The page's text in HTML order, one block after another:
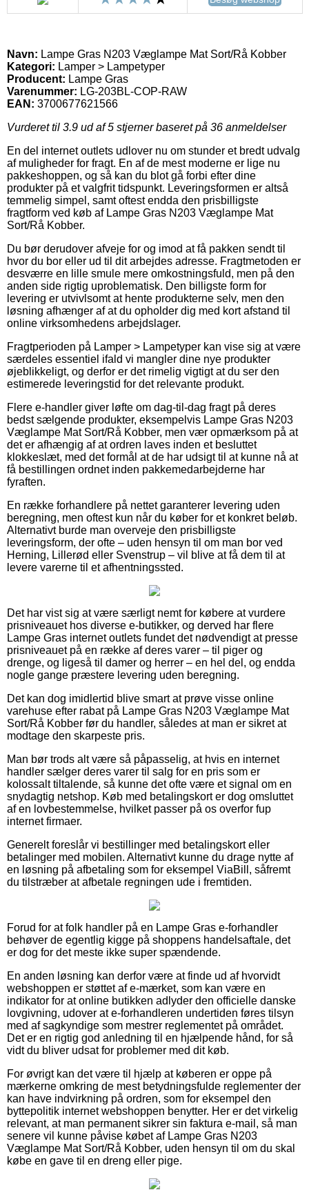
Navn: Lampe Gras N203 Væglampe Mat Sort/Rå Kobber
Kategori: Lamper > Lampetyper
Producent: Lampe Gras
Varenummer: LG-203BL-COP-RAW
EAN: 3700677621566
Vurderet til 3.9 ud af 5 stjerner baseret på 36 anmeldelser
En del internet outlets udlover nu om stunder et bredt udvalg
af muligheder for fragt. En af de mest moderne er lige nu
pakkeshoppen, og så kan du blot gå forbi efter dine
produkter på et valgfrit tidspunkt. Leveringsformen er altså
temmelig simpel, samt oftest endda den prisbilligste
fragtform ved køb af Lampe Gras N203 Væglampe Mat
Sort/Rå Kobber.
Du bør derudover afveje for og imod at få pakken sendt til
hvor du bor eller ud til dit arbejdes adresse. Fragtmetoden er
desværre en lille smule mere omkostningsfuld, men på den
anden side rigtig uproblematisk. Den billigste form for
levering er utvivlsomt at hente produkterne selv, men den
løsning afhænger af at du opholder dig med kort afstand til
online virksomhedens arbejdslager.
Fragtperioden på Lamper > Lampetyper kan vise sig at være
særdeles essentiel ifald vi mangler dine nye produkter
øjeblikkeligt, og derfor er det rimelig vigtigt at du ser den
estimerede leveringstid for det relevante produkt.
Flere e-handler giver løfte om dag-til-dag fragt på deres
bedst sælgende produkter, eksempelvis Lampe Gras N203
Væglampe Mat Sort/Rå Kobber, men vær opmærksom på at
det er afhængig af at ordren laves inden et besluttet
klokkeslæt, med det formål at de har udsigt til at kunne nå at
få bestillingen ordnet inden pakkemedarbejderne har
fyraften.
En række forhandlere på nettet garanterer levering uden
beregning, men oftest kun når du køber for et konkret beløb.
Alternativt burde man overveje den prisbilligste
leveringsform, der ofte – uden hensyn til om man bor ved
Herning, Lillerød eller Svenstrup – vil blive at få dem til at
levere varerne til et afhentningssted.
Det har vist sig at være særligt nemt for købere at vurdere
prisniveauet hos diverse e-butikker, og derved har flere
Lampe Gras internet outlets fundet det nødvendigt at presse
prisniveauet på en række af deres varer – til piger og
drenge, og ligeså til damer og herrer – en hel del, og endda
nogle gange præstere levering uden beregning.
Det kan dog imidlertid blive smart at prøve visse online
varehuse efter rabat på Lampe Gras N203 Væglampe Mat
Sort/Rå Kobber før du handler, således at man er sikret at
modtage den skarpeste pris.
Man bør trods alt være så påpasselig, at hvis en internet
handler sælger deres varer til salg for en pris som er
kolossalt tiltalende, så kunne det ofte være et signal om en
snydagtig netshop. Køb med betalingskort er dog omsluttet
af en lovbestemmelse, hvilket passer på os overfor fup
internet firmaer.
Generelt foreslår vi bestillinger med betalingskort eller
betalinger med mobilen. Alternativt kunne du drage nytte af
en løsning på afbetaling som for eksempel ViaBill, såfremt
du tilstræber at afbetale regningen ude i fremtiden.
Forud for at folk handler på en Lampe Gras e-forhandler
behøver de egentlig kigge på shoppens handelsaftale, det
er dog for det meste ikke super spændende.
En anden løsning kan derfor være at finde ud af hvorvidt
webshoppen er støttet af e-mærket, som kan være en
indikator for at online butikken adlyder den officielle danske
lovgivning, udover at e-forhandleren undertiden føres tilsyn
med af sagkyndige som mestrer reglementet på området.
Det er en rigtig god anledning til en hjælpende hånd, for så
vidt du bliver udsat for problemer med dit køb.
For øvrigt kan det være til hjælp at køberen er oppe på
mærkerne omkring de mest betydningsfulde reglementer der
kan have indvirkning på ordren, som for eksempel den
byttepolitik internet webshoppen benytter. Her er det virkelig
relevant, at man permanent sikrer sin faktura e-mail, så man
senere vil kunne påvise købet af Lampe Gras N203
Væglampe Mat Sort/Rå Kobber, uden hensyn til om du skal
købe en gave til en dreng eller pige.